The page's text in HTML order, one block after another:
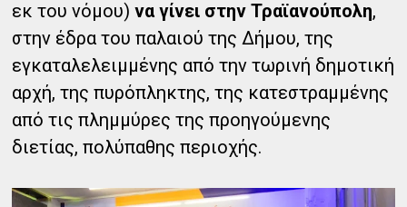
εκ του νόμου)να γίνει στην Τραϊανούπολη,
στην έδρα του παλαιού της Δήμου, της
εγκαταλελειμμένης από την τωρινή δημοτική
αρχή, της πυρόπληκτης, της κατεστραμμένης
από τις πλημμύρες της προηγούμενης
διετίας, πολύπαθης περιοχής.